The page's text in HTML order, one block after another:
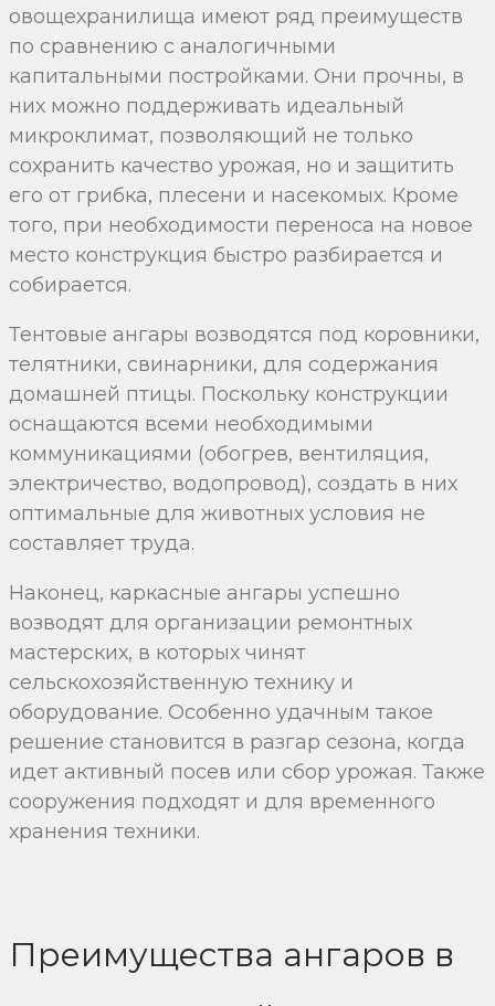
овощехранилища имеют ряд преимуществ
по сравнению с аналогичными
капитальными постройками. Они прочны, в
них можно поддерживать идеальный
микроклимат, позволяющий не только
сохранить качество урожая, но и защитить
его от грибка, плесени и насекомых. Кроме
того, при необходимости переноса на новое
место конструкция быстро разбирается и
собирается.
Тентовые ангары возводятся под коровники,
телятники, свинарники, для содержания
домашней птицы. Поскольку конструкции
оснащаются всеми необходимыми
коммуникациями (обогрев, вентиляция,
электричество, водопровод), создать в них
оптимальные для животных условия не
составляет труда.
Наконец, каркасные ангары успешно
возводят для организации ремонтных
мастерских, в которых чинят
сельскохозяйственную технику и
оборудование. Особенно удачным такое
решение становится в разгар сезона, когда
идет активный посев или сбор урожая. Также
сооружения подходят и для временного
хранения техники.
Преимущества ангаров в